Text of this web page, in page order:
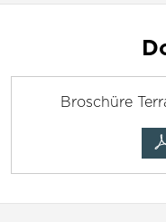
Broschüre